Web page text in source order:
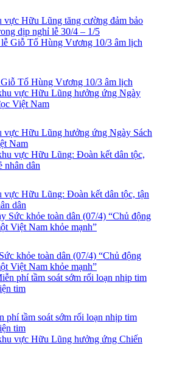
vực Hữu Lũng tăng cường đảm bảo
dịp nghỉ lễ 30/4 – 1/5
Tổ Hùng Vương 10/3 âm lịch
vực Hữu Lũng hưởng ứng Ngày Sách
Nam
vực Hữu Lũng: Đoàn kết dân tộc, tận
dân
khỏe toàn dân (07/4) “Chủ động
Việt Nam khỏe mạnh”
phí tầm soát sớm rối loạn nhịp tim
tim